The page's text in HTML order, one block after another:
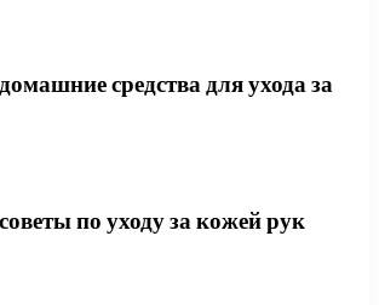
средства для ухода за
по уходу за кожей рук